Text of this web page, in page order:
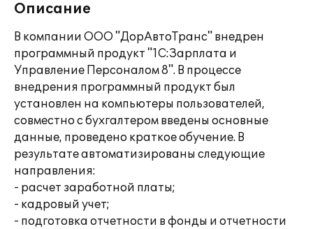
Описание
В компании ООО "ДорАвтоТранс" внедрен
программный продукт "1С:Зарплата и
Управление Персоналом 8". В процессе
внедрения программный продукт был
установлен на компьютеры пользователей,
совместно с бухгалтером введены основные
данные, проведено краткое обучение. В
результате автоматизированы следующие
направления:
- расчет заработной платы;
- кадровый учет;
- подготовка отчетности в фонды и отчетности